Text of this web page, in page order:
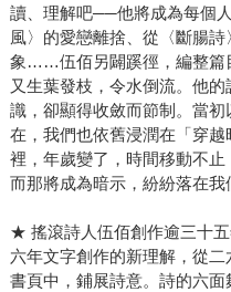
讀、理解吧──他將成為每個
風〉的愛戀離捨、從〈斷腸
象……伍佰另闢蹊徑，編整篇
又生葉發枝，令水倒流。他
識，卻顯得收斂而節制。當
在，我們也依舊浸潤在「穿越
裡，年歲變了，時間移動不止
而那將成為暗示，紛紛落在我
★ 搖滾詩人伍佰創作逾三十
六年文字創作的新理解，從
書頁中，鋪展詩意。詩的六面